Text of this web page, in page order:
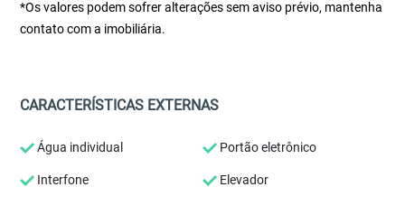
*Os valores podem sofrer alterações sem aviso prévio, mantenha
contato com a imobiliária.
CARACTERÍSTICAS EXTERNAS
Água individual Portão eletrônico
Interfone Elevador